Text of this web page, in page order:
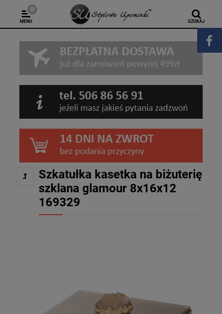
MENU SZUKAJ
Szkatułka kasetka na biżuterię
szklana glamour 8x16x12
169329